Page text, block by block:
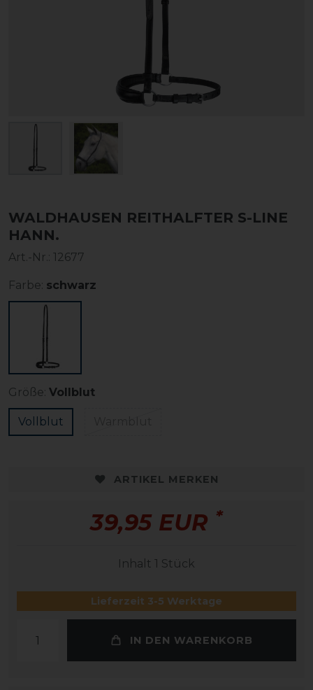
WALDHAUSEN REITHALFTER S-LINE
HANN.
Art.-Nr.: 12677
Farbe: schwarz
Größe: Vollblut
Vollblut
ARTIKEL MERKEN
39,95 EUR *
Inhalt 1 Stück
Lieferzeit 3-5 Werktage
IN DEN WARENKORB